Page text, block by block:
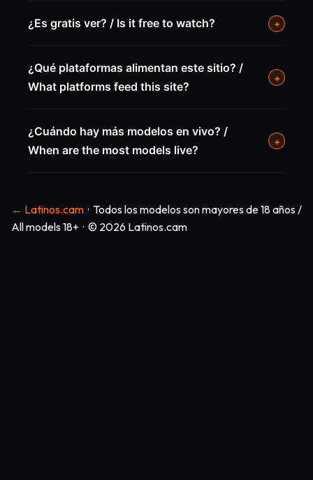
¿Es gratis ver? / Is it free to watch? +
¿Qué plataformas alimentan este sitio? /
What platforms feed this site?
+
¿Cuándo hay más modelos en vivo? /
When are the most models live?
+
← Latinos.cam · Todos los modelos son mayores de 18 años /
All models 18+ · © 2026 Latinos.cam